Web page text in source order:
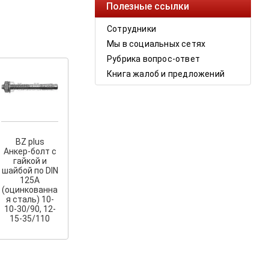
Полезные ссылки
Сотрудники
Мы в социальных сетях
Рубрика вопрос-ответ
Книга жалоб и предложений
BZ plus
Анкер-болт с
гайкой и
шайбой по DIN
125A
(оцинкованна
я сталь) 10-
10-30/90, 12-
15-35/110